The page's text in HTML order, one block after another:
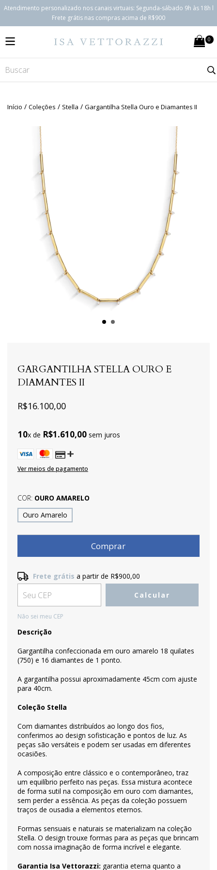
Atendimento personalizado nos canais virtuais: Segunda-sábado 9h às 18h l
Frete grátis nas compras acima de R$900
0
Início / Coleções / Stella / Gargantilha Stella Ouro e Diamantes II
GARGANTILHA STELLA OURO E
DIAMANTES II
R$16.100,00
10x de R$1.610,00sem juros
Ver meios de pagamento
COR: OURO AMARELO
Ouro Amarelo
Frete grátis R$900,00
Entregas para o CEP: Alterar CEP
Frete grátis a partir de R$900,00
Calcular
Não sei meu CEP
Descrição
Gargantilha confeccionada em ouro amarelo 18 quilates
(750) e 16 diamantes de 1 ponto.
A gargantilha possui aproximadamente 45cm com ajuste
para 40cm.
Coleção Stella
Com diamantes distribuídos ao longo dos fios,
conferimos ao design sofisticação e pontos de luz. As
peças são versáteis e podem ser usadas em diferentes
ocasiões.
A composição entre clássico e o contemporâneo, traz
um equilíbrio perfeito nas peças. Essa mistura acontece
de forma sutil na composição em ouro com diamantes,
sem perder a essência. As peças da coleção possuem
traços de ousadia a elementos eternos.
Formas sensuais e naturais se materializam na coleção
Stella. O design trouxe formas para as peças que brincam
com nossa imaginação de forma incrível e elegante.
Garantia Isa Vettorazzi: garantia eterna quanto a